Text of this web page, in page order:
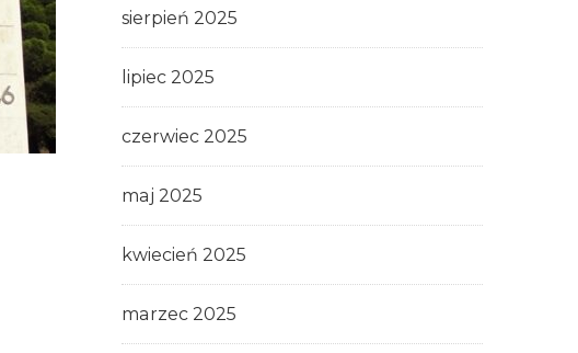
sierpień 2025
lipiec 2025
czerwiec 2025
maj 2025
kwiecień 2025
marzec 2025